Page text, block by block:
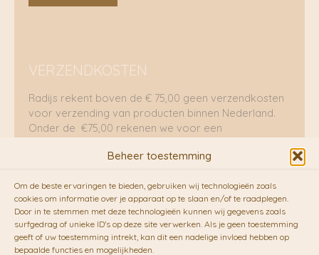
Beheer toestemming
Om de beste ervaringen te bieden, gebruiken wij technologieën zoals
cookies om informatie over je apparaat op te slaan en/of te raadplegen.
Door in te stemmen met deze technologieën kunnen wij gegevens zoals
surfgedrag of unieke ID's op deze site verwerken. Als je geen toestemming
geeft of uw toestemming intrekt, kan dit een nadelige invloed hebben op
bepaalde functies en mogelijkheden.
VERZENDKOSTEN
Radijs rekent boven de € 75,00 geen verzendkosten
voor verzending van producten binnen Nederland.
Onder de €75,00 rekenen we voor een
RADIJS werkt samen met de duurzame bezorgdienst
vanFietskoeriers.nl. Pakketten (mits voorradig) voor
10.00 uur besteld op een doordeweekse dag,
bezorgen zij soms nog op dezelfde dag in de